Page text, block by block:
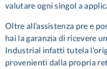
valutare ogni singol a
Oltre all’assistenza pre e
hai la garanzia di ricevere
Industrial infatti tutela
provenienti dalla propria